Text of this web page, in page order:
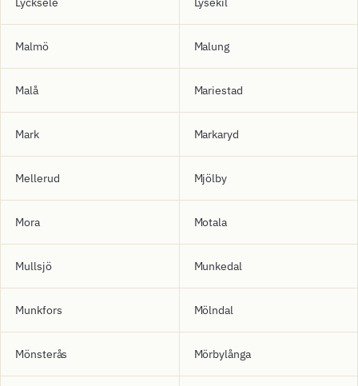
Malmö Malung
Malå Mariestad
Mark Markaryd
Mellerud Mjölby
Mora Motala
Mullsjö Munkedal
Munkfors Mölndal
Mönsterås Mörbylånga